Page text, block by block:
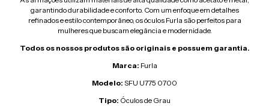
garantindo durabilidade e conforto. Com um enfoque em detalhes
refinados e estilo contemporâneo, os óculos Furla são perfeitos para
mulheres que buscam elegância e modernidade.
Todos os nossos produtos são originais e possuem garantia.
Marca: Furla
Modelo: SFU U775 0700
Tipo: Óculos de Grau